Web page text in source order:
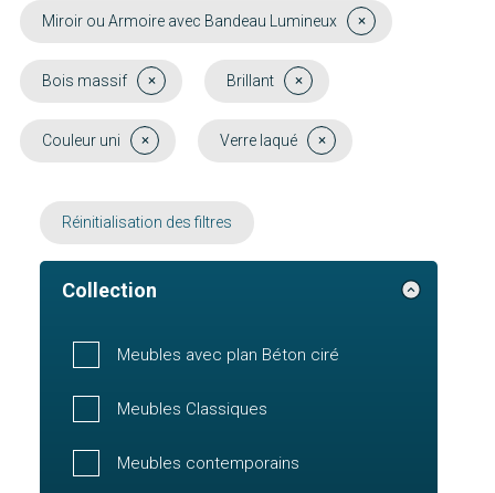
Miroir ou Armoire avec Bandeau Lumineux
Bois massif Brillant
Couleur uni Verre laqué
Réinitialisation des filtres
Collection
Meubles avec plan Béton ciré
Meubles Classiques
Meubles contemporains